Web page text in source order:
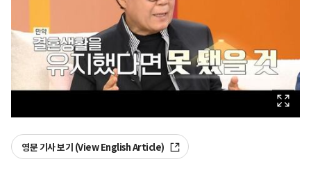
영문 기사 보기 (View English Article)